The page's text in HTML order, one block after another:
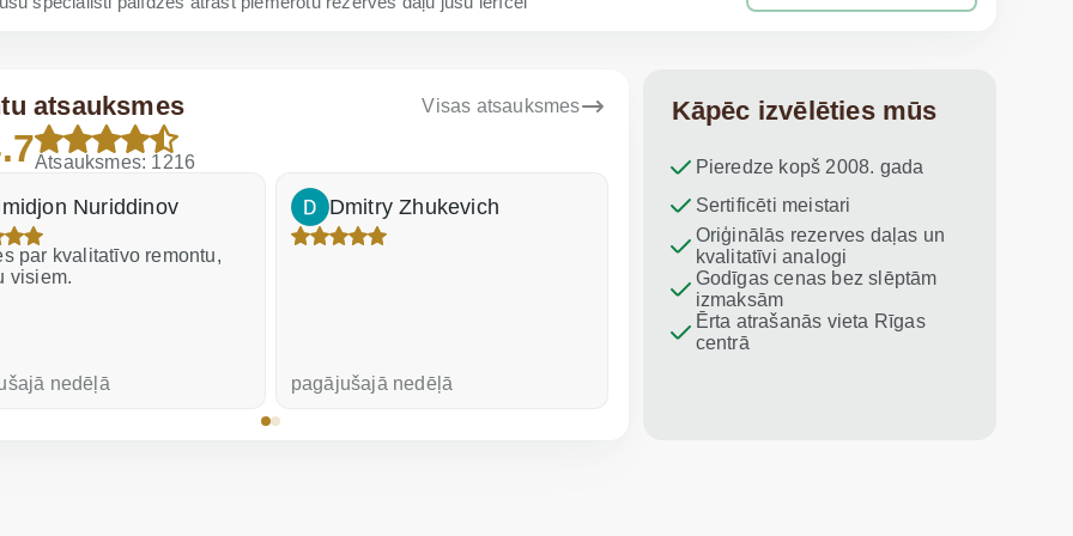
atsauksmes Visas atsauksmes
Atsauksmes: 1216
Nuriddinov
par kvalitatīvo remontu,
visiem.
nedēļā
Dmitry Zhukevich
pagājušajā nedēļā
Dina Vituma
Izcils serviss!
Kāpēc izvēlēties mūs
Pieredze kopš 2008. gada
Sertificēti meistari
Oriģinālās rezerves daļas un
kvalitatīvi analogi
Godīgas cenas bez slēptām
izmaksām
Ērta atrašanās vieta Rīgas
centrā